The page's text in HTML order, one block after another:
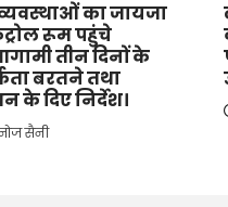
व्यवस्थाओं का जायजा
रूम पहुंचे
तीन दिनों के
बरतने तथा
के दिए निर्देश।
सैनी